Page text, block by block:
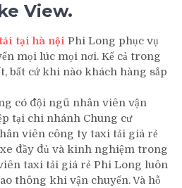
View.
tại hà nội Phi Long phục vụ
mọi lúc mọi nơi. Kể cả trong
bất cứ khi nào khách hàng sắp
có đội ngũ nhân viên vận
tại chi nhánh Chung cư
viên công ty taxi tải giá rẻ
đầy đủ và kinh nghiệm trong
taxi tải giá rẻ Phi Long luôn
thông khi vận chuyển. Và hỗ